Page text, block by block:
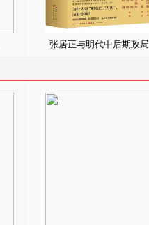
张居正与明代中后期政局